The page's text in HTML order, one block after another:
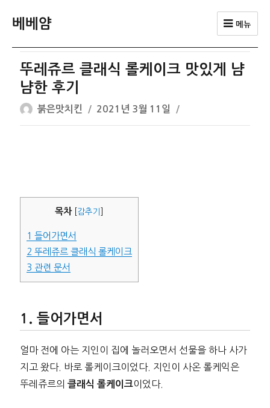
베베얌 메뉴
뚜레쥬르 클래식 롤케이크 맛있게 냠
냠한 후기
글
쓴
붉은맛치킨
작
성
2021년 3월 11일
목차 감추기
1 들어가면서
2 뚜레쥬르 클래식 롤케이크
3 관련 문서
들어가면서
얼마 전에 아는 지인이 집에 놀러오면서 선물을 하나 사가
지고 왔다. 바로 롤케이크이었다. 지인이 사온 롤케익은
뚜레쥬르의 클래식 롤케이크이었다.